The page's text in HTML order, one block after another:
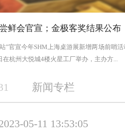
鲜会官宣；金极客奖结果公布
”官宣今年SHM上海桌游展新增两场前哨
杭州大悦城4楼火星工厂举办，主办方...
新闻专栏
05-11 13:53:05